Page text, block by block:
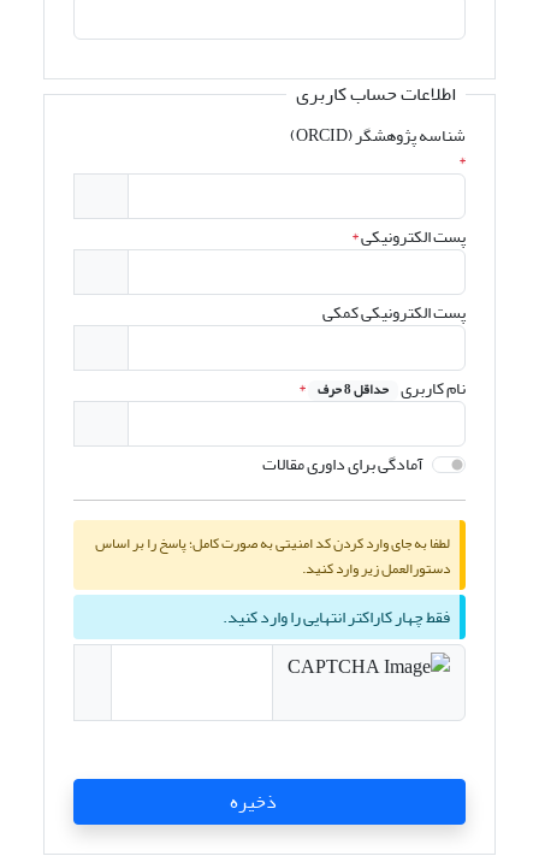
اطلاعات حساب کاربری
شناسه پژوهشگر (ORCID)
*
پست الکترونیکی*
پست الکترونیکی کمکی
نام کاربری حداقل 8 حرف *
آمادگی برای داوری مقالات
لطفا به جای وارد کردن کد امنیتی به صورت کامل؛ پاسخ را بر اساس
دستورالعمل زیر وارد کنید.
فقط چهار کاراکتر انتهایی را وارد کنید.
ذخیره